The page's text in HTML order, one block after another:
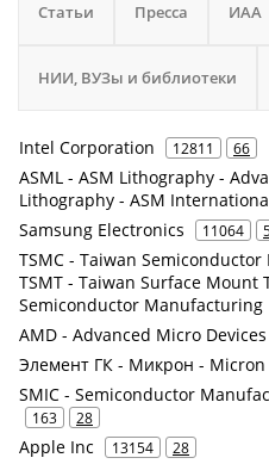
Статьи Пресса ИАА
НИИ, ВУЗы и библиотеки
Intel Corporation 12811 66
ASML - ASM Lithography -
Lithography - ASM
Samsung Electronics 11064
TSMC - Taiwan
TSMT - Taiwan Surface Mount
Semiconductor Manufacturing
AMD - Advanced Micro Devices
Элемент ГК - Микрон - Micron
SMIC - Semiconductor
163 28
Apple Inc 13154 28